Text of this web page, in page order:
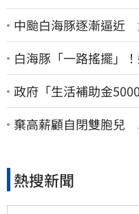
中颱白海豚逐漸逼近
白海豚「一路搖擺」
政府「生活補助金
棄
棄高薪顧自閉雙胞兒
熱搜新聞